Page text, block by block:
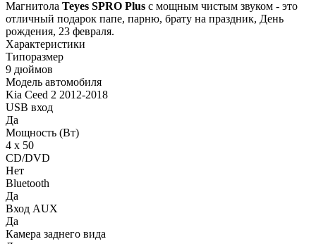
Магнитола Teyes SPRO Plus с мощным чистым звуком - это
отличный подарок папе, парню, брату на праздник, День
рождения, 23 февраля.
Характеристики
Типоразмер
9 дюймов
Модель автомобиля
Kia Ceed 2 2012-2018
USB вход
Да
Мощность (Вт)
4 х 50
CD/DVD
Нет
Bluetooth
Да
Вход AUX
Да
Камера заднего вида